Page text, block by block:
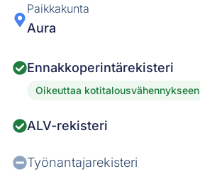
Paikkakunta
Aura
Ennakkoperintärekisteri
Oikeuttaa kotitalousvähennykseen
ALV-rekisteri
Työnantajarekisteri